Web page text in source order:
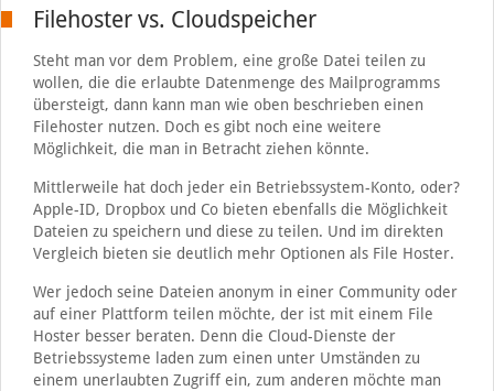
Filehoster vs. Cloudspeicher
Steht man vor dem Problem, eine große Datei teilen zu
wollen, die die erlaubte Datenmenge des Mailprogramms
übersteigt, dann kann man wie oben beschrieben einen
Filehoster nutzen. Doch es gibt noch eine weitere
Möglichkeit, die man in Betracht ziehen könnte.
Mittlerweile hat doch jeder ein Betriebssystem-Konto, oder?
Apple-ID, Dropbox und Co bieten ebenfalls die Möglichkeit
Dateien zu speichern und diese zu teilen. Und im direkten
Vergleich bieten sie deutlich mehr Optionen als File Hoster.
Wer jedoch seine Dateien anonym in einer Community oder
auf einer Plattform teilen möchte, der ist mit einem File
Hoster besser beraten. Denn die Cloud-Dienste der
Betriebssysteme laden zum einen unter Umständen zu
einem unerlaubten Zugriff ein, zum anderen möchte man